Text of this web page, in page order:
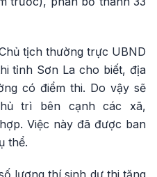
tịch thường trực UBND
tỉnh Sơn La cho biết, địa
có điểm thi. Do vậy sẽ
trì bên cạnh các xã,
Việc này đã được ban
thể.